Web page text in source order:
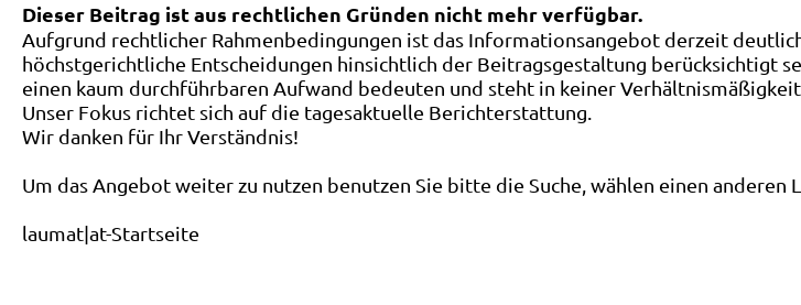
Dieser Beitrag ist aus rechtlichen Gründen nicht mehr verfügbar.
Aufgrund rechtlicher Rahmenbedingungen ist das Informationsangebot derzeit
höchstgerichtliche Entscheidungen hinsichtlich der Beitragsgestaltung berücksichtigt
einen kaum durchführbaren Aufwand bedeuten und steht in keiner
Unser Fokus richtet sich auf die tagesaktuelle Berichterstattung.
Wir danken für Ihr Verständnis!
Um das Angebot weiter zu nutzen benutzen Sie bitte die Suche, wählen einen anderen
laumat|at-Startseite